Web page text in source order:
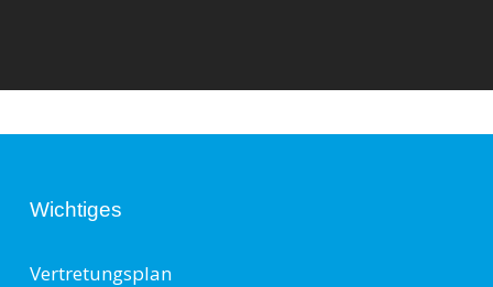
Wichtiges
Vertretungsplan